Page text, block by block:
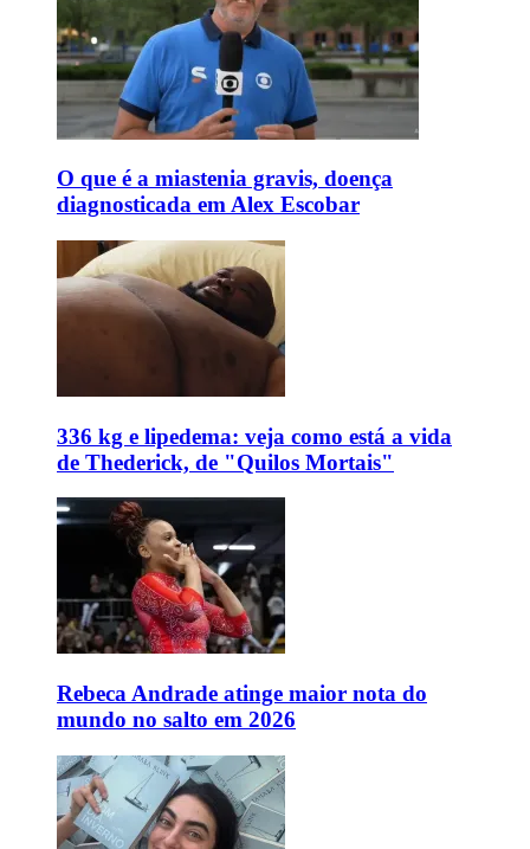
O que é a miastenia gravis, doença
diagnosticada em Alex Escobar
336 kg e lipedema: veja como está a vida
de Thederick, de "Quilos Mortais"
Rebeca Andrade atinge maior nota do
mundo no salto em 2026